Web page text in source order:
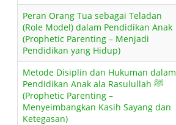
Peran Orang Tua sebagai Teladan
(Role Model) dalam Pendidikan Anak
(Prophetic Parenting – Menjadi
Pendidikan yang Hidup)
Metode Disiplin dan Hukuman dalam
Pendidikan Anak ala Rasulullah ﷺ
(Prophetic Parenting –
Menyeimbangkan Kasih Sayang dan
Ketegasan)